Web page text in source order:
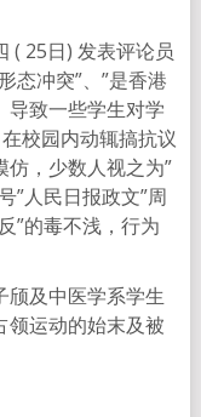
( 25日) 发表评论员
态冲突”、”是香港
导致一些学生对学
校园内动辄搞抗议
，少数人视之为”
”人民日报政文”周
”的毒不浅，行为
颀及中医学系学生
领运动的始末及被